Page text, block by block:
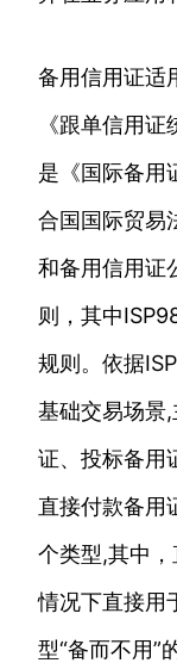
备用信用证适
《跟单信用
是《国际备用
合国国际贸易
和备用信用证
则，其中
规则。依据
基础交易场景
证、投标备用
直接付款备用
个类型,其中
情况下直接用
型“备而不用”